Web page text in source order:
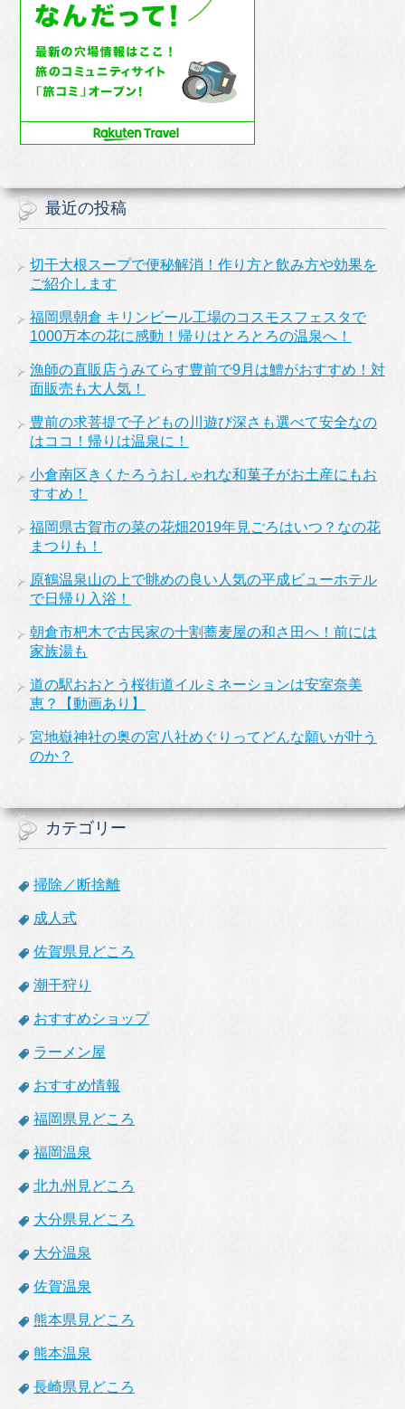
最近の投稿
切干大根スープで便秘解消！作り方と飲み方や効果を
ご紹介します
福岡県朝倉 キリンビール工場のコスモスフェスタで
1000万本の花に感動！帰りはとろとろの温泉へ！
漁師の直販店うみてらす豊前で9月は鱧がおすすめ！対
面販売も大人気！
豊前の求菩提で子どもの川遊び深さも選べて安全なの
はココ！帰りは温泉に！
小倉南区きくたろうおしゃれな和菓子がお土産にもお
すすめ！
福岡県古賀市の菜の花畑2019年見ごろはいつ？なの花
まつりも！
原鶴温泉山の上で眺めの良い人気の平成ビューホテル
で日帰り入浴！
朝倉市杷木で古民家の十割蕎麦屋の和さ田へ！前には
家族湯も
道の駅おおとう桜街道イルミネーションは安室奈美
恵？【動画あり】
宮地嶽神社の奥の宮八社めぐりってどんな願いが叶う
のか？
カテゴリー
掃除／断捨離
成人式
佐賀県見どころ
潮干狩り
おすすめショップ
ラーメン屋
おすすめ情報
福岡県見どころ
福岡温泉
北九州見どころ
大分県見どころ
大分温泉
佐賀温泉
熊本県見どころ
熊本温泉
長崎県見どころ